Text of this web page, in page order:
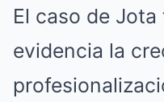
El caso de
evidencia la